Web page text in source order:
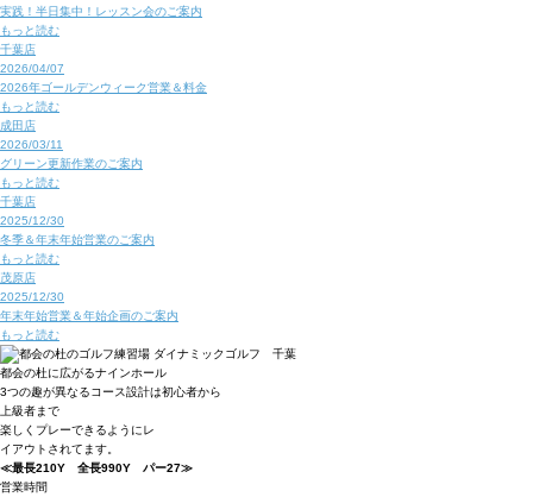
実践！半日集中！レッスン会のご案内
もっと読む
千葉店
2026/04/07
2026年ゴールデンウィーク営業＆料金
もっと読む
成田店
2026/03/11
グリーン更新作業のご案内
もっと読む
千葉店
2025/12/30
冬季＆年末年始営業のご案内
もっと読む
茂原店
2025/12/30
年末年始営業＆年始企画のご案内
もっと読む
都会の杜に広がるナインホール
3つの趣が異なるコース設計は初心者から
上級者まで
楽しくプレーできるようにレ
イアウトされてます。
≪最長210Y 全長990Y パー27≫
営業時間